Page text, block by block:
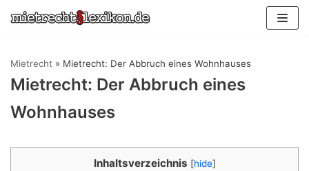
Zum
Mietrecht » Mietrecht: Der Abbruch eines Wohnhauses
Mietrecht: Der Abbruch eines
Wohnhauses
Inhaltsverzeichnis [hide]